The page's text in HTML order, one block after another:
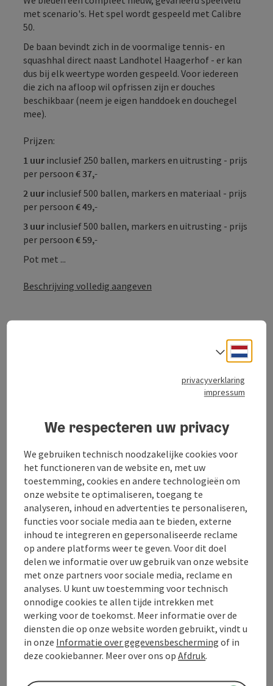
met scenario's. Het spel wordt gespeeld met Calibre
50.
De baan bevindt zich in de voormalige tennis- en
squashhal direct naast Landhotel Haagerhof - er kan
dus bij elk weertype worden gespeeld. Voor iedereen
die zich na afloop wil opfrissen zijn er douches
beschikbaar (neem je eigen handdoek en douchegel
mee).
Prijzen:
1 uur inclusief 250 ballen, markers en uitrusting - prijs
per persoon € 37,-
2 uur inclusief 500 ballen, markers en materiaal - prijs
per persoon € 49,-
3 uur inclusief 500 ballen, markers en uitrusting - prijs
per persoon € 59,-
Pot met ...
Beschrijving volledig aangeven
Sporttypen
Inrichting
Geschiktheid
Toegankelijkheid
privacyverklaring
impressum
We respecteren uw privacy
We gebruiken technisch noodzakelijke cookies voor
het functioneren van de website en, met uw
toestemming, cookies en andere technologieën om
onze website te optimaliseren, toegang te
analyseren, inhoud en advertenties te personaliseren,
functies voor sociale media aan te bieden, externe
inhoud te integreren en gepersonaliseerde reclame
op andere platforms weer te geven. Voor dit doel
delen we informatie over uw gebruik van onze website
met onze partners voor sociale media, reclame en
analyses. U kunt uw toestemming voor technisch
onnodige cookies te allen tijde intrekken met
werking voor de toekomst. Meer informatie over de
diensten die op onze website worden gebruikt, vindt u
in onze Informatie over gegevensbescherming of in
deze cookiebanner. Meer over ons opAfdruk.